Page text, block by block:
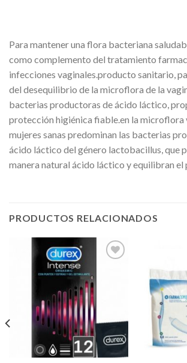
Para mantener una flora bacteriana
como complemento del tratamiento
infecciones vaginales.producto sanitario,
del desequilibrio de la microflora de la
bacterias productoras de ácido láctico,
protección higiénica fiable.en la microflora
mujeres sanas predominan las bacterias
ácido láctico del género lactobacillus, que
manera natural ácido láctico y equilibran el
PRODUCTOS RELACIONADOS